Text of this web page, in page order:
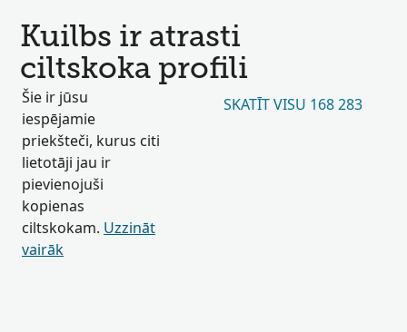
Kuilbs ir atrasti
ciltskoka profili
Šie ir jūsu
iespējamie
priekšteči, kurus citi
lietotāji jau ir
pievienojuši
kopienas
ciltskokam. Uzzināt
vairāk
SKATĪT VISU 168 283